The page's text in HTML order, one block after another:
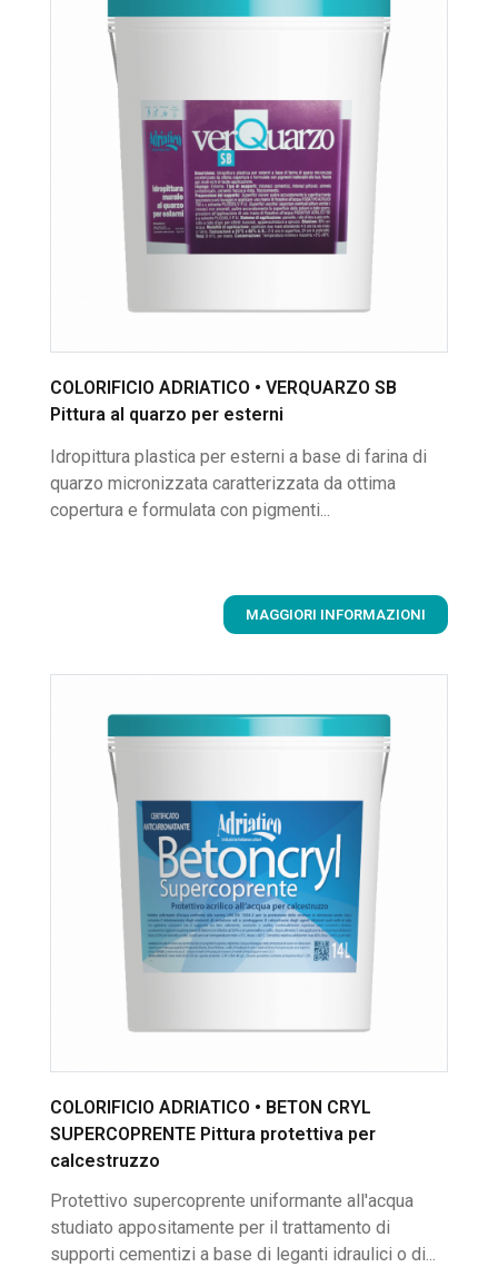
COLORIFICIO ADRIATICO • VERQUARZO SB
Pittura al quarzo per esterni
Idropittura plastica per esterni a base di farina di
quarzo micronizzata caratterizzata da ottima
copertura e formulata con pigmenti...
MAGGIORI INFORMAZIONI
COLORIFICIO ADRIATICO • BETON CRYL
SUPERCOPRENTE Pittura protettiva per
calcestruzzo
Protettivo supercoprente uniformante all'acqua
studiato appositamente per il trattamento di
supporti cementizi a base di leganti idraulici o di...